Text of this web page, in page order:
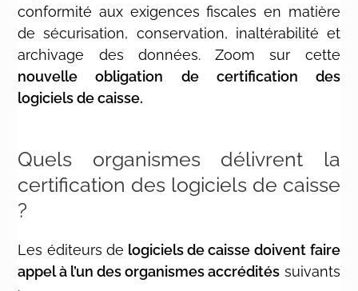
conformité aux exigences fiscales en matière
de sécurisation, conservation, inaltérabilité et
archivage des données. Zoom sur cette
nouvelle obligation de certification des
logiciels de caisse.
Quels organismes délivrent la
certification des logiciels de caisse
?
Les éditeurs de logiciels de caisse doivent faire
appel à l’un des organismes accrédités suivants